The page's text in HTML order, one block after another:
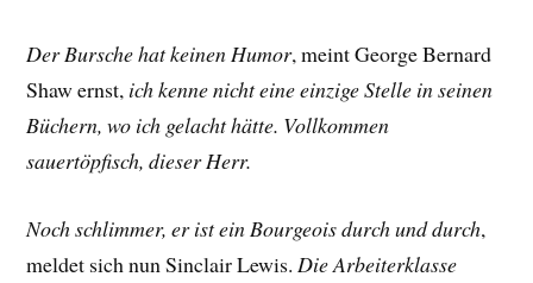
Der Bursche hat keinen Humor, meint George Bernard
Shaw ernst, ich kenne nicht eine einzige Stelle in seinen
Büchern, wo ich gelacht hätte. Vollkommen
sauertöpfisch, dieser Herr.
Noch schlimmer, er ist ein Bourgeois durch und durch,
meldet sich nun Sinclair Lewis.Die Arbeiterklasse